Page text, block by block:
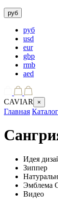
руб
руб
usd
eur
gbp
rmb
aed
CAVIAR ×
Главная Каталог
Идея
Зиппер
Эмблема
Видео